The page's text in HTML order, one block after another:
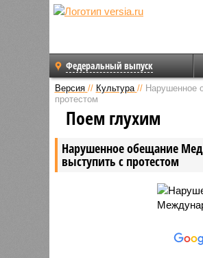
Федеральный выпуск
Версия // Культура // Нарушенное
протестом
Нарушенное обещание
выступить с протестом
Поем глухим